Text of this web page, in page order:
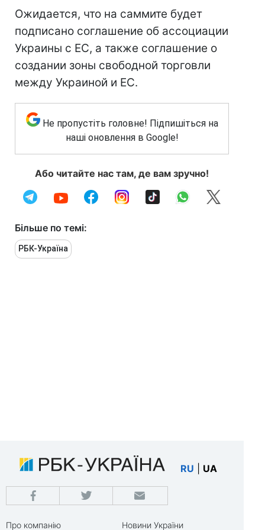
Ожидается, что на саммите будет
подписано соглашение об ассоциации
Украины с ЕС, а также соглашение о
создании зоны свободной торговли
между Украиной и ЕС.
Не пропустіть головне! Підпишіться на
наші оновлення в Google!
Або читайте нас там, де вам зручно!
Більше по темі:
РБК-Україна
RU UA
Про компанію Новини України